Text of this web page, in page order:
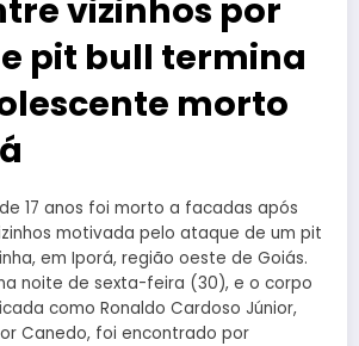
vizinhos por
pit bull termina
morto
17 anos foi morto a facadas após
motivada pelo ataque de um pit
em Iporá, região oeste de Goiás.
noite de sexta-feira (30), e o corpo
como Ronaldo Cardoso Júnior,
Canedo, foi encontrado por